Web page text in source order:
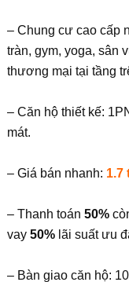
– Chung cư cao cấp
tràn, gym, yoga, sân
thương mại tại tầng
– Căn hộ thiết kế:
mát.
– Giá bán nhanh: 1.7
– Thanh toán 50%
vay 50%lãi suất ưu
– Bàn giao căn hộ: